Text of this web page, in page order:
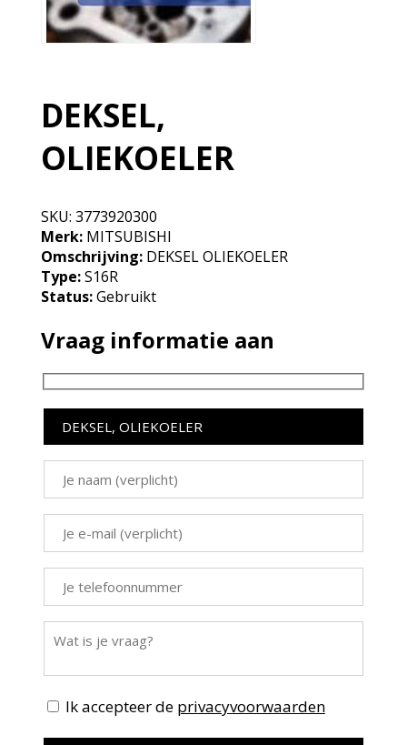
DEKSEL,
OLIEKOELER
SKU: 3773920300
Merk:MITSUBISHI
Omschrijving:DEKSEL OLIEKOELER
Type:S16R
Status:Gebruikt
Vraag informatie aan
Ik accepteer de privacyvoorwaarden